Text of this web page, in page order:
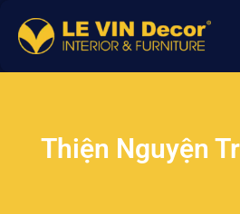
Thiện Nguyện